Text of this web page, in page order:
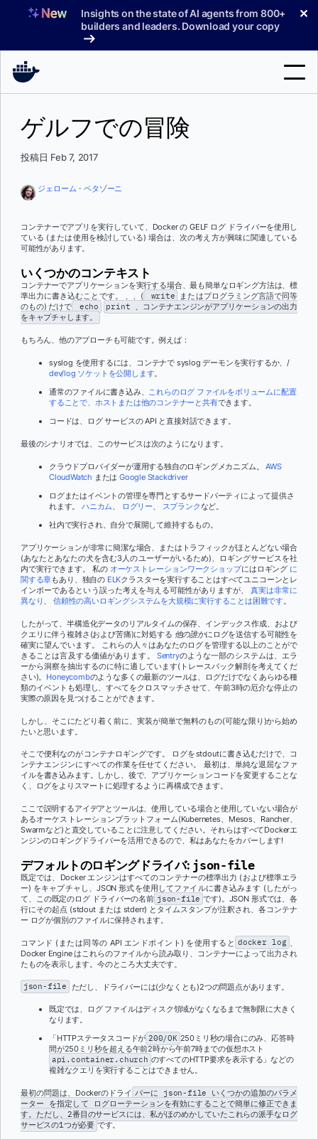
へ
Insights on the state of AI agents from 800+
builders and leaders. Download your copy
✕
ブログ
索
サインイン
ゲルフでの冒険
投稿日 Feb 7, 2017
ジェローム・ペタゾーニ
コンテナーでアプリを実行していて、Docker の GELF ログ ドライバーを使用し
ている (または使用を検討している) 場合は、次の考え方が興味に関連している
可能性があります。
いくつかのコンテキスト
コンテナーでアプリケーションを実行する場合、最も簡単なロギング方法は、標
準出力に書き込むことです。 、、( write
またはプログラミング言語で同等
のもの) だけで
echo
print 、コンテナエンジンがアプリケーションの出力
をキャプチャします。
もちろん、他のアプローチも可能です。例えば：
syslog を使用するには、コンテナで syslog デーモンを実行するか、/
dev/log ソケットを公開します。
通常のファイルに書き込み、 これらのログ ファイルをボリュームに配置
することで、ホストまたは他のコンテナーと共有できます。
コードは、ログ サービスの API と直接対話できます。
最後のシナリオでは、このサービスは次のようになります。
クラウドプロバイダーが運用する独自のロギングメカニズム。AWS
CloudWatch または Google Stackdriver
ログまたはイベントの管理を専門とするサードパーティによって提供さ
れます。 ハニカム、 ログリー、 スプランクなど。
社内で実行され、自分で展開して維持するもの。
アプリケーションが非常に簡潔な場合、またはトラフィックがほとんどない場合
(あなたとあなたの犬を含む3人のユーザーがいるため)、ロギングサービスを社
内で実行できます。 私の オーケストレーションワークショップにはロギング に
関する章もあり、独自の ELKクラスターを実行することはすべてユニコーンとレ
インボーであるという誤った考えを与える可能性がありますが、 真実は非常に
異なり、信頼性の高いロギングシステムを大規模に実行することは困難です。
したがって、半構造化データのリアルタイムの保存、インデックス作成、および
クエリに伴う複雑さ(および苦痛)に対処する 他の誰かにログを送信する可能性を
確実に望んでいます。 これらの人々はあなたのログを管理する以上のことがで
きることは言及する価値があります。 Sentryのような一部のシステムは、エラ
ーから洞察を抽出するのに特に適しています(トレースバック解剖を考えてくだ
さい)。 Honeycombのような多くの最新のツールは、
ログだけでなくあらゆる種
類のイベントも処理し、すべてをクロスマッチさせて、午前3時の厄介な停止の
実際の原因を見つけることができます。
しかし、そこにたどり着く前に、実装が簡単で無料のもの(可能な限り)から始め
たいと思います。
そこで便利なのがコンテナロギングです。 ログをstdoutに書き込むだけで、コ
ンテナエンジンにすべての作業を任せてください。 最初は、単純な退屈なファ
イルを書き込みます。しかし、後で、アプリケーションコードを変更することな
く、ログをよりスマートに処理するように再構成できます。
ここで説明するアイデアとツールは、使用している場合と使用していない場合が
あるオーケストレーションプラットフォーム(Kubernetes、Mesos、Rancher、
Swarmなど)と直交していることに注意してください。それらはすべてDockerエ
ンジンのロギングドライバーを活用できるので、私はあなたをカバーします!
デフォルトのロギングドライバ: json-file
既定では、Docker エンジンはすべてのコンテナーの標準出力 (および標準エラ
ー) をキャプチャし、JSON 形式を使用してファイルに書き込みます (したがっ
て、この既定のログ ドライバーの名前 json-file です)。JSON 形式では、各
行にその起点 (stdout または stderr) とタイムスタンプが注釈され、各コンテナ
ー ログが個別のファイルに保持されます。
コマンド (または同等の API エンドポイント) を使用すると docker log
Docker Engine はこれらのファイルから読み取り、コンテナーによって出力され
たものを表示します。今のところ大丈夫です。
json-file ただし、ドライバーには(少なくとも)2つの問題点があります。
既定では、ログ ファイルはディスク領域がなくなるまで無制限に大きく
なります。
「HTTPステータスコードが 200/OK 250ミリ秒の場合にのみ、応答時
間が250ミリ秒を超える午前2時から午前7時までの仮想ホスト
api.container.church のすべてのHTTP要求を表示する」などの
複雑なクエリを実行することはできません。
最初の問題は、Dockerのドライ バーに json-file いくつかの追加のパラメ
ーター を指定して ログローテーションを有効にすることで簡単に修正できま
す。ただし、2番目のサービスには、私がほのめかしていたこれらの派手なログ
サービスの1つが必要 です。